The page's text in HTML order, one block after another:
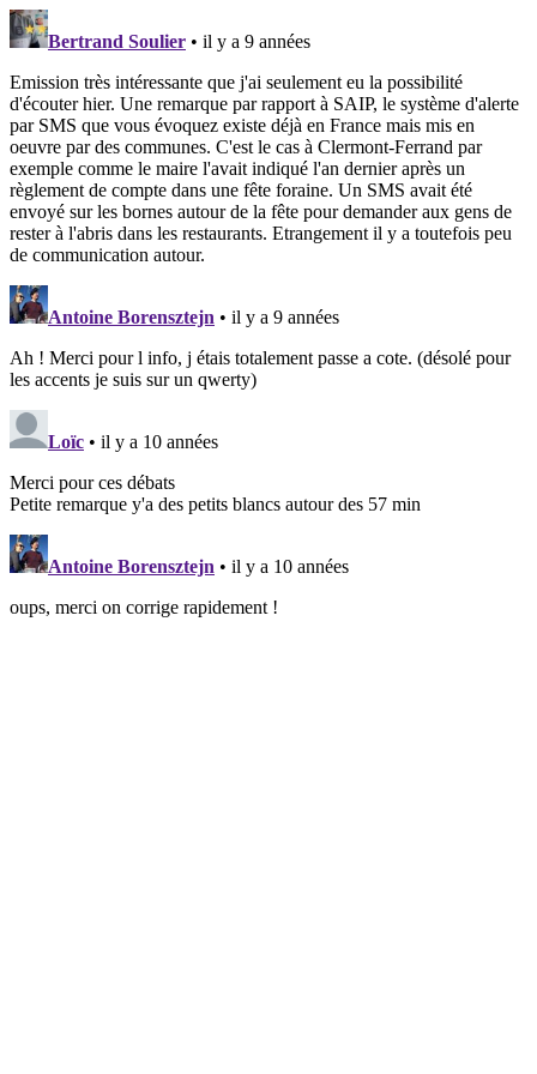
Bertrand Soulier • il y a 9 années
Emission très intéressante que j'ai seulement eu la possibilité
d'écouter hier. Une remarque par rapport à SAIP, le système d'alerte
par SMS que vous évoquez existe déjà en France mais mis en
oeuvre par des communes. C'est le cas à Clermont-Ferrand par
exemple comme le maire l'avait indiqué l'an dernier après un
règlement de compte dans une fête foraine. Un SMS avait été
envoyé sur les bornes autour de la fête pour demander aux gens de
rester à l'abris dans les restaurants. Etrangement il y a toutefois peu
de communication autour.
Antoine Borensztejn • il y a 9 années
Ah ! Merci pour l info, j étais totalement passe a cote. (désolé pour
les accents je suis sur un qwerty)
Loïc • il y a 10 années
Merci pour ces débats
Petite remarque y'a des petits blancs autour des 57 min
Antoine Borensztejn • il y a 10 années
oups, merci on corrige rapidement !